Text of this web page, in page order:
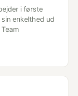
i første
enkelthed ud